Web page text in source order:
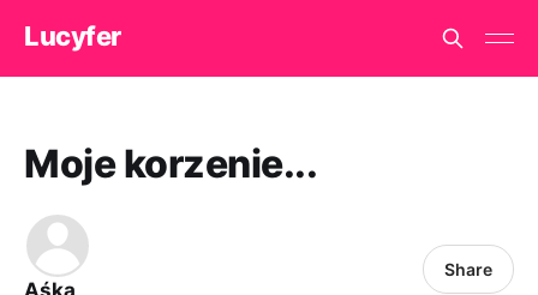
Lucyfer
Moje korzenie...
Aśka
Share